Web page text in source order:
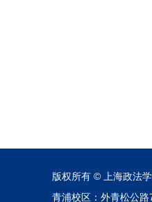
版权所有 © 上海政法
青浦校区：外青松公路